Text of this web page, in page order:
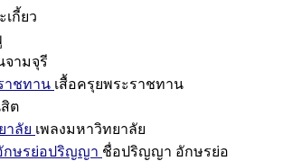
เกี้ยว
จามจุรี
าชทาน เสื้อครุยพระราชทาน
ต
าลัย เพลงมหาวิทยาลัย
ษรย่อปริญญา ชื่อปริญญา อักษรย่อ